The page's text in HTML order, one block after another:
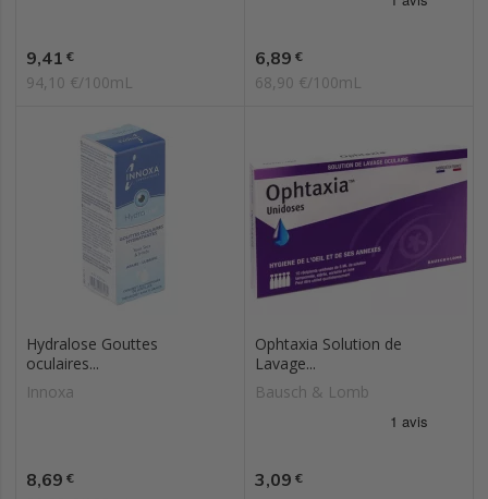
Prix
9,41 €
94,10 €/100mL
Prix
6,89 €
68,90 €/100mL
Hydralose Gouttes
oculaires...
Innoxa
Prix
8,69 €
Ophtaxia Solution de
Lavage...
Bausch & Lomb
Prix
3,09 €